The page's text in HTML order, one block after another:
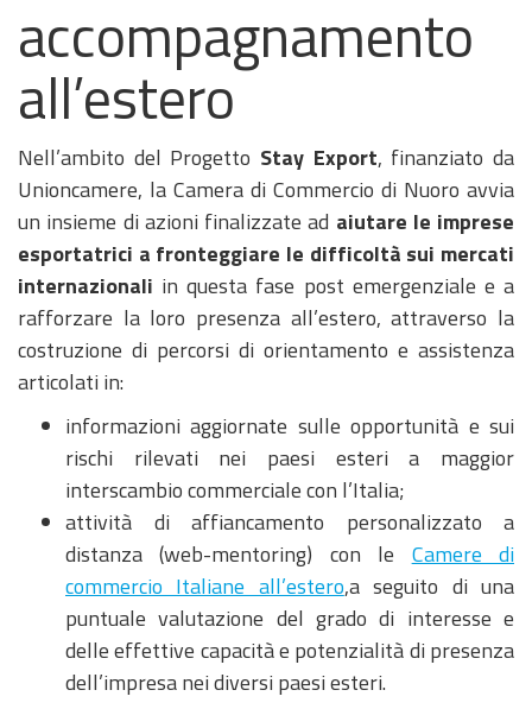
accompagnamento
all’estero
Nell’ambito del Progetto Stay Export, finanziato da
Unioncamere, la Camera di Commercio di Nuoro avvia
un insieme di azioni finalizzate ad aiutare le imprese
esportatrici a fronteggiare le difficoltà sui mercati
internazionali in questa fase post emergenziale e a
rafforzare la loro presenza all’estero, attraverso la
costruzione di percorsi di orientamento e assistenza
articolati in:
informazioni aggiornate sulle opportunità e sui
rischi rilevati nei paesi esteri a maggior
interscambio commerciale con l’Italia;
attività di affiancamento personalizzato a
distanza (web-mentoring) con le Camere di
commercio Italiane all’estero,a seguito di una
puntuale valutazione del grado di interesse e
delle effettive capacità e potenzialità di presenza
dell’impresa nei diversi paesi esteri.